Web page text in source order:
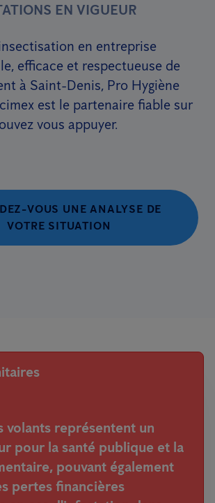
EN VIGUEUR
en entreprise
efficace et respectueuse de
à Saint-Denis, Pro Hygiène
est le partenaire fiable sur
vous appuyer.
VOUS UNE ANALYSE DE
VOTRE SITUATION
volants représentent un
pour la santé publique et la
pouvant également
pertes financières